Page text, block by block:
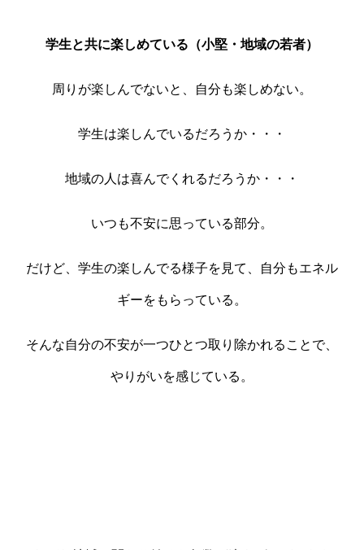
学生と共に楽しめている（小堅・地域の若者）
周りが楽しんでないと、自分も楽しめない。
学生は楽しんでいるだろうか・・・
地域の人は喜んでくれるだろうか・・・
いつも不安に思っている部分。
だけど、学生の楽しんでる様子を見て、自分もエネル
ギーをもらっている。
そんな自分の不安が一つひとつ取り除かれることで、
やりがいを感じている。